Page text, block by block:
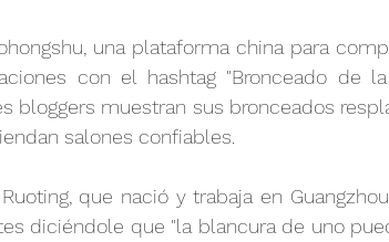
una plataforma china para
con el hashtag "Bronceado de
bloggers muestran sus bronceados
salones confiables.
que nació y trabaja en
diciéndole que "la blancura de uno